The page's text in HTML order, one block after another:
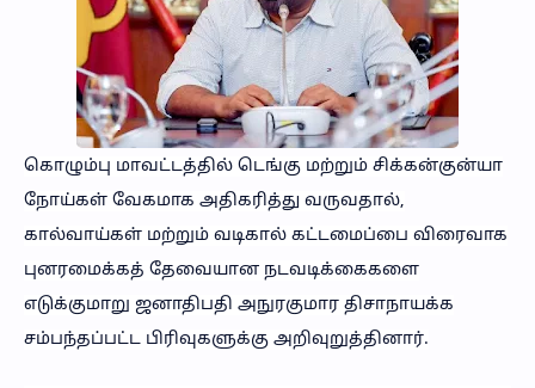
கொழும்பு மாவட்டத்தில் டெங்கு மற்றும் சிக்கன்குன்யா
நோய்கள் வேகமாக அதிகரித்து வருவதால்,
கால்வாய்கள் மற்றும் வடிகால் கட்டமைப்பை விரைவாக
புனரமைக்கத் தேவையான நடவடிக்கைகளை
எடுக்குமாறு ஜனாதிபதி அநுரகுமார திசாநாயக்க
சம்பந்தப்பட்ட பிரிவுகளுக்கு அறிவுறுத்தினார்.